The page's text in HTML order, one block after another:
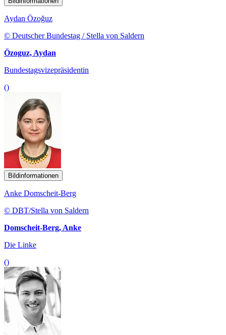
Aydan Özoğuz
© Deutscher Bundestag / Stella von Saldern
Özoguz, Aydan
Bundestagsvizepräsidentin
()
Bildinformationen
Anke Domscheit-Berg
© DBT/Stella von Saldern
Domscheit-Berg, Anke
Die Linke
()